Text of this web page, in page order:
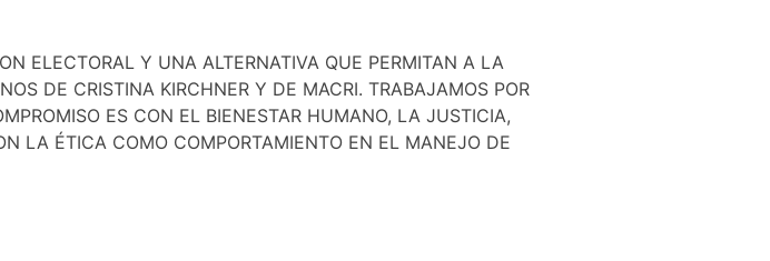
ELECTORAL Y UNA ALTERNATIVA QUE PERMITAN A LA
DE CRISTINA KIRCHNER Y DE MACRI. TRABAJAMOS POR
ES CON EL BIENESTAR HUMANO, LA JUSTICIA,
LA ÉTICA COMO COMPORTAMIENTO EN EL MANEJO DE